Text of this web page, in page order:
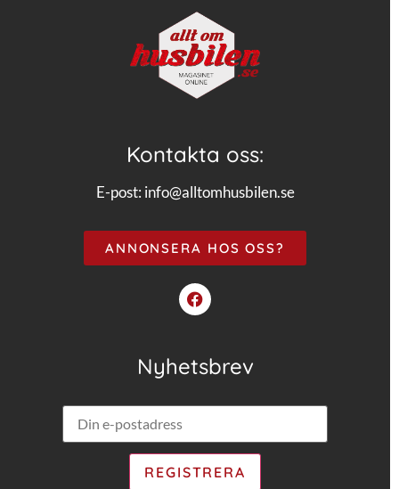
Kontakta oss:
E-post: info@alltomhusbilen.se
ANNONSERA HOS OSS?
Nyhetsbrev